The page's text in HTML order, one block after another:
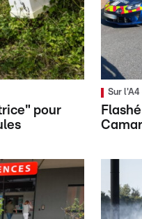
pour
Sur l'A4